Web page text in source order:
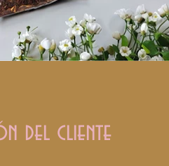
del cliente